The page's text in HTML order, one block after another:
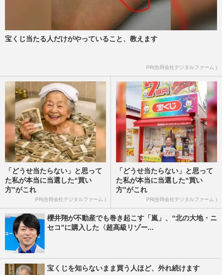
『DayDay.』「チャンネル変える」新アイ
ドルオーディション企画に視聴者コリゴ
リ、韓国推しの危うさ
週刊女性PRIME
源田壮亮 比較される渡部建の“多目的不
点も決定的に異なる“要素…
週刊女性PRIME 2024/12/28
宝くじ当たる人だけがやっていること、教えます
PR(合同会社デジタルファーム )
「どうせ当たらない」と思って
た私が本当に当選した“買い
方”がこれ
PR(合同会社デジタルファーム )
「どうせ当たらない」と思って
た私が本当に当選した“買い
方”がこれ
PR(合同会社デジタルファーム )
櫻井翔が不動産でも巻き起こす「嵐」、“北の大地・ニ
セコ”に購入した〈超高級リゾー...
宝くじを知らないまま買う人ほど、外れ続けます